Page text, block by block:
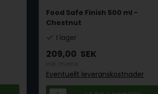
Food Safe Finish 500 ml -
Chestnut
I lager
209,00 SEK
Eventuellt leveranskostnader